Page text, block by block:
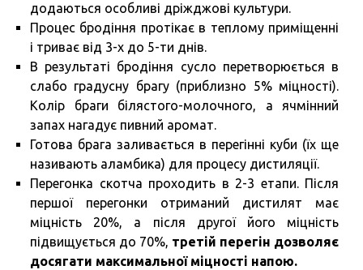
додаються особливі дріжджові культури.
Процес бродіння протікає в теплому приміщенні
і триває від 3-х до 5-ти днів.
В результаті бродіння сусло перетворюється в
слабо градусну брагу (приблизно 5% міцності).
Колір браги білястого-молочного, а ячмінний
запах нагадує пивний аромат.
Готова брага заливається в перегінні куби (їх ще
називають аламбика) для процесу дистиляції.
Перегонка скотча проходить в 2-3 етапи. Після
першої перегонки отриманий дистилят має
міцність 20%, а після другої його міцність
підвищується до 70%, третій перегін дозволяє
досягати максимальної міцності напою.